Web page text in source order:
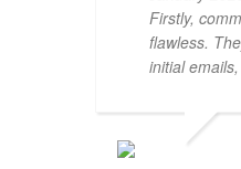
Firstly,
flawless.
initial